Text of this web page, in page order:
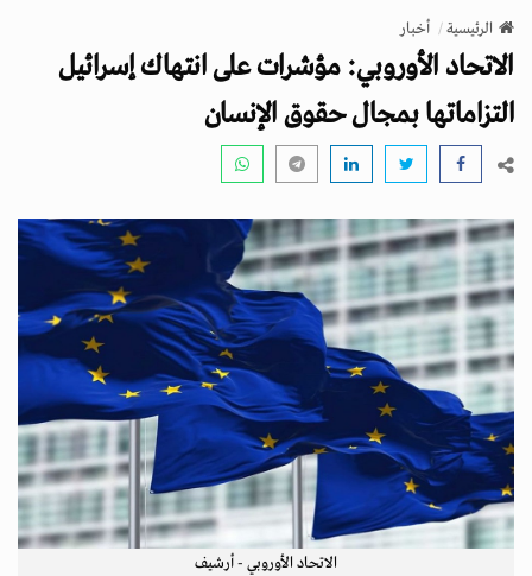
v
i
g
a
t
n
الرئيسية أخبار
الاتحاد الأوروبي: مؤشرات على انتهاك إسرائيل
التزاماتها بمجال حقوق الإنسان
الاتحاد الأوروبي - أرشيف